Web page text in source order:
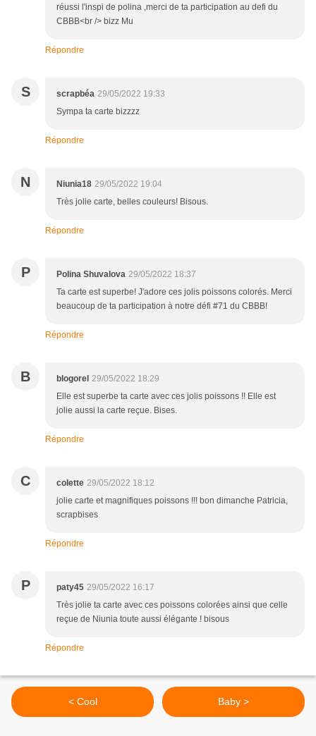
réussi l'inspi de polina ,merci de ta participation au defi du
CBBB<br /> bizz Mu
Répondre
S scrapbéa 29/05/2022 19:33
Sympa ta carte bizzzz
Répondre
N Niunia18 29/05/2022 19:04
Très jolie carte, belles couleurs! Bisous.
Répondre
P Polina Shuvalova 29/05/2022 18:37
Ta carte est superbe! J'adore ces jolis poissons colorés. Merci
beaucoup de ta participation à notre défi #71 du CBBB!
Répondre
B blogorel 29/05/2022 18:29
Elle est superbe ta carte avec ces jolis poissons !! Elle est
jolie aussi la carte reçue. Bises.
Répondre
C colette 29/05/2022 18:12
jolie carte et magnifiques poissons !!! bon dimanche Patricia,
scrapbises
Répondre
P paty45 29/05/2022 16:17
Très jolie ta carte avec ces poissons colorées ainsi que celle
reçue de Niunia toute aussi élégante ! bisous
Répondre
< Cool Baby >